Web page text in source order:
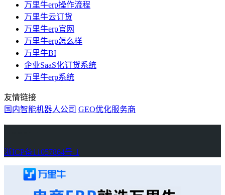
万里牛erp操作流程
万里牛云订货
万里牛erp官网
万里牛erp怎么样
万里牛BI
企业SaaS化订货系统
万里牛erp系统
友情链接
国内智能机器人公司 GEO优化服务商
浙ICP备11057864号-1